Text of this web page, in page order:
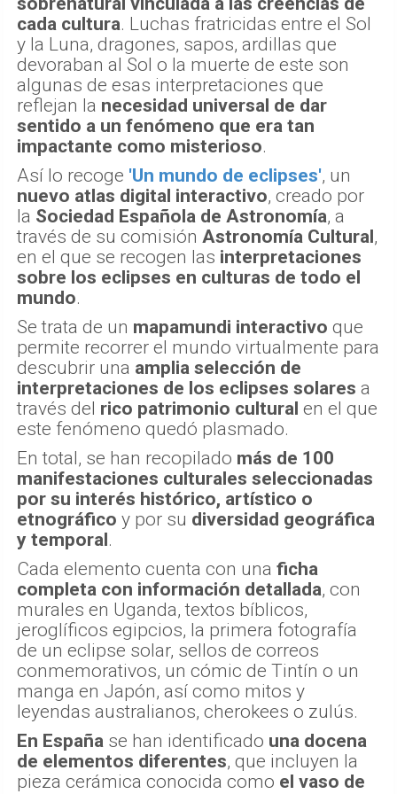
cada cultura. Luchas fratricidas entre el Sol
y la Luna, dragones, sapos, ardillas que
devoraban al Sol o la muerte de este son
algunas de esas interpretaciones que
reflejan la necesidad universal de dar
sentido a un fenómeno que era tan
impactante como misterioso.
Así lo recoge 'Un mundo de eclipses', un
nuevo atlas digital interactivo, creado por
la Sociedad Española de Astronomía, a
través de su comisión Astronomía Cultural,
en el que se recogen las interpretaciones
sobre los eclipses en culturas de todo el
mundo.
Se trata de un mapamundi interactivo que
permite recorrer el mundo virtualmente para
descubrir una amplia selección de
interpretaciones de los eclipses solares a
través del rico patrimonio cultural en el que
este fenómeno quedó plasmado.
En total, se han recopilado más de 100
manifestaciones culturales seleccionadas
por su interés histórico, artístico o
etnográfico y por su diversidad geográfica
y temporal.
Cada elemento cuenta con una ficha
completa con información detallada, con
murales en Uganda, textos bíblicos,
jeroglíficos egipcios, la primera fotografía
de un eclipse solar, sellos de correos
conmemorativos, un cómic de Tintín o un
manga en Japón, así como mitos y
leyendas australianos, cherokees o zulús.
En España se han identificado una docena
de elementos diferentes, que incluyen la
pieza cerámica conocida como el vaso de